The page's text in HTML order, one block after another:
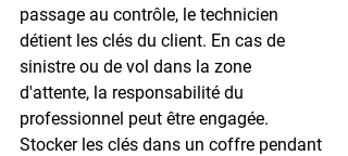
passage au contrôle, le technicien
détient les clés du client. En cas de
sinistre ou de vol dans la zone
d'attente, la responsabilité du
professionnel peut être engagée.
Stocker les clés dans un coffre pendant